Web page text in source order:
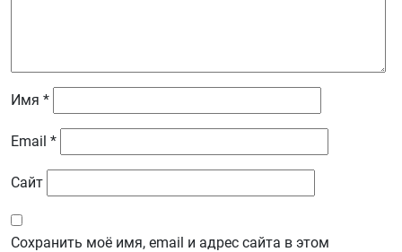
Имя *
Email *
Сайт
Сохранить моё имя, email и адрес сайта в этом